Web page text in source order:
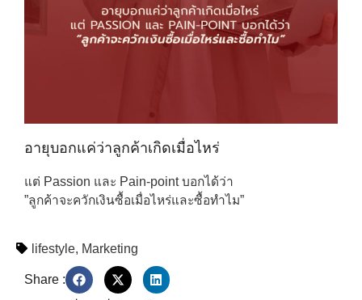
อายุบอกแค่ว่าลูกค้าเกิดเมื่อไหร่
แต่ Passion และ Pain-point บอกได้ว่า
”ลูกค้าจะควักเงินซื้อเมื่อไหร่และซื้อทำไม”
lifestyle, Marketing
Share :